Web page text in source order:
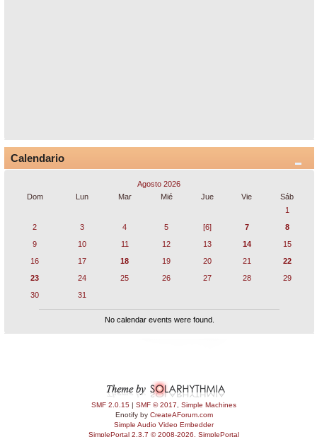
Calendario
Agosto 2026
Dom
Lun Mar Mié Jue Vie
Sáb
1
2
3 4 5 [6] 7
8
9
10 11 12 13 14
15
16
17 18 19 20 21
22
23
24 25 26 27 28
29
30
31
No calendar events were found.
SMF 2.0.15 | SMF © 2017
Simple Machines
Enotify by CreateAForum.com
Simple Audio Video Embedder
SimplePortal 2.3.7 © 2008-2026, SimplePortal